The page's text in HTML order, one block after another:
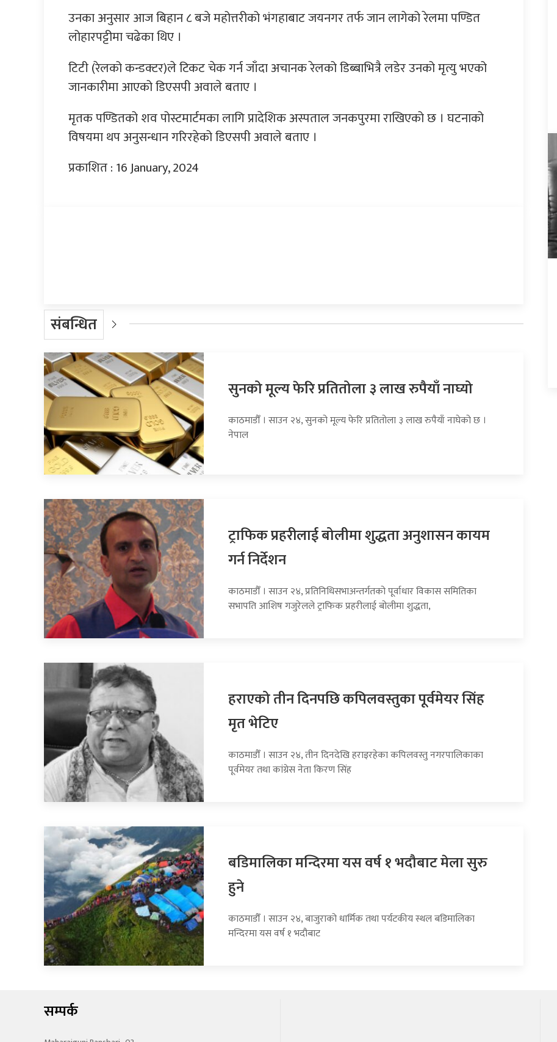
उनका अनुसार आज बिहान ८ बजे महोत्तरीको भंगहाबाट जयनगर तर्फ जान लागेको रेलमा पण्डित
लोहारपट्टीमा चढेका थिए ।
टिटी (रेलको कन्डक्टर)ले टिकट चेक गर्न जाँदा अचानक रेलको डिब्बाभित्रै लडेर उनको मृत्यु भएको
जानकारीमा आएको डिएसपी अवाले बताए ।
मृतक पण्डितको शव पोस्टमार्टमका लागि प्रादेशिक अस्पताल जनकपुरमा राखिएको छ । घटनाको
विषयमा थप अनुसन्धान गरिरहेको डिएसपी अवाले बताए ।
प्रकाशित : 16 January, 2024
संबन्धित
सुनको मूल्य फेरि प्रतितोला ३ लाख रुपैयाँ नाघ्यो
काठमाडौँ । साउन २४, सुनको मूल्य फेरि प्रतितोला ३ लाख रुपैयाँ नाघेको छ ।
नेपाल
ट्राफिक प्रहरीलाई बोलीमा शुद्धता अनुशासन कायम
गर्न निर्देशन
काठमाडौँ । साउन २४, प्रतिनिधिसभाअन्तर्गतको पूर्वाधार विकास समितिका
सभापति आशिष गजुरेलले ट्राफिक प्रहरीलाई बोलीमा शुद्धता,
हराएको तीन दिनपछि कपिलवस्तुका पूर्वमेयर सिंह
मृत भेटिए
काठमाडौँ । साउन २४, तीन दिनदेखि हराइरहेका कपिलवस्तु नगरपालिकाका
पूर्वमेयर तथा कांग्रेस नेता किरण सिंह
बडिमालिका मन्दिरमा यस वर्ष १ भदौबाट मेला सुरु
हुने
काठमाडौँ । साउन २४, बाजुराको धार्मिक तथा पर्यटकीय स्थल बडिमालिका
मन्दिरमा यस वर्ष १ भदौबाट
सम्पर्क